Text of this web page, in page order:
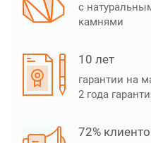
с
камнями
10 лет
гарантии на
2 года
72%